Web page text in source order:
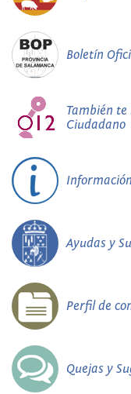
Boletín
También te
Ciudadano
Información
Ayudas y
Perfil de
Quejas y